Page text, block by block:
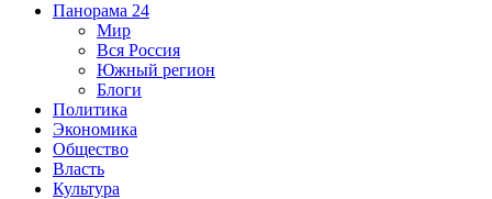
Панорама 24
Мир
Вся Россия
Южный регион
Блоги
Политика
Экономика
Общество
Власть
Культура